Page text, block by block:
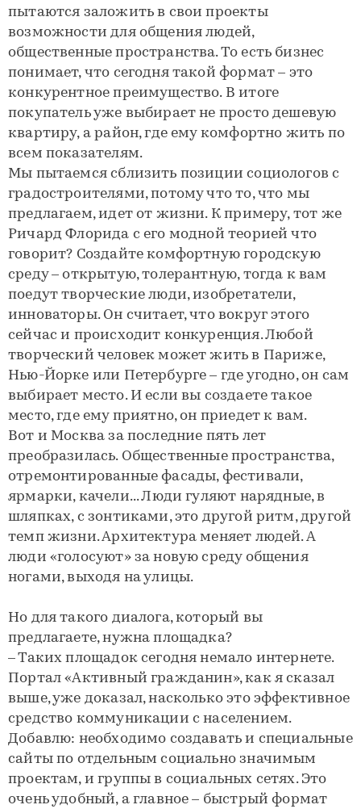
пытаются заложить в свои проекты
возможности для общения людей,
общественные пространства. То есть бизнес
понимает, что сегодня такой формат – это
конкурентное преимущество. В итоге
покупатель уже выбирает не просто дешевую
квартиру, а район, где ему комфортно жить по
всем показателям.
Мы пытаемся сблизить позиции социологов с
градостроителями, потому что то, что мы
предлагаем, идет от жизни. К примеру, тот же
Ричард Флорида с его модной теорией что
говорит? Создайте комфортную городскую
среду – открытую, толерантную, тогда к вам
поедут творческие люди, изобретатели,
инноваторы. Он считает, что вокруг этого
сейчас и происходит конкуренция. Любой
творческий человек может жить в Париже,
Нью-Йорке или Петербурге – где угодно, он сам
выбирает место. И если вы создаете такое
место, где ему приятно, он приедет к вам.
Вот и Москва за последние пять лет
преобразилась. Общественные пространства,
отремонтированные фасады, фестивали,
ярмарки, качели... Люди гуляют нарядные, в
шляпках, с зонтиками, это другой ритм, другой
темп жизни. Архитектура меняет людей. А
люди «голосуют» за новую среду общения
ногами, выходя на улицы.
Но для такого диалога, который вы
предлагаете, нужна площадка?
– Таких площадок сегодня немало интернете.
Портал «Активный гражданин», как я сказал
выше, уже доказал, насколько это эффективное
средство коммуникации с населением.
Добавлю: необходимо создавать и специальные
сайты по отдельным социально значимым
проектам, и группы в социальных сетях. Это
очень удобный, а главное – быстрый формат